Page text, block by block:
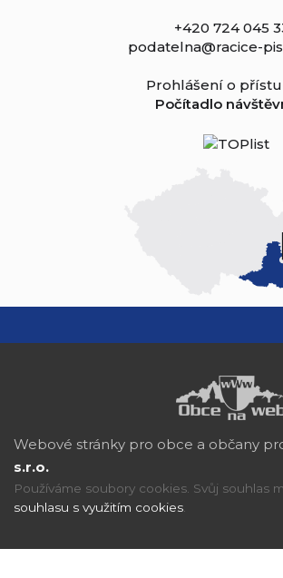
+420 724 045
podatelna@racice-
Prohlášení o
Počítadlo
Webové stránky pro obce a občany
s.r.o.
Používáme soubory cookies. Svůj souhlas
souhlasu s využitím cookies